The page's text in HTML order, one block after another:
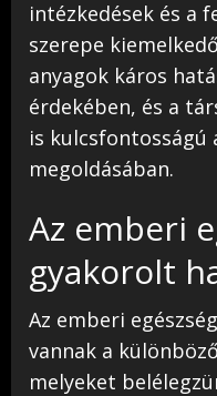
intézkedések és a
szerepe
anyagok káros
érdekében, és a
is
megoldásában.
Az emberi
gyakorolt
Az emberi
vannak a
melyeket